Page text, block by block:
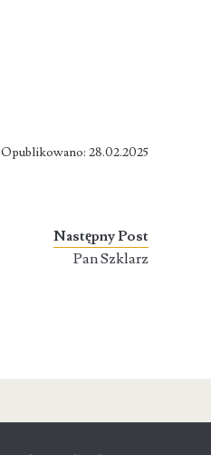
Opublikowano: 28.02.2025
Następny Post
Pan Szklarz